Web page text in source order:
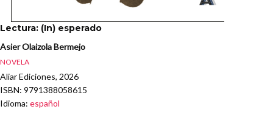
Lectura: (In) esperado
Asier Olaizola Bermejo
NOVELA
Aliar Ediciones, 2026
ISBN: 9791388058615
Idioma: español